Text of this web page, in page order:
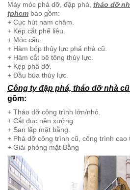
Máy móc phá dỡ, đập phá, tháo dỡ
tphcm bao gồm:
+ Cục hút nam châm.
+ Kép cắt phế liệu.
+ Móc cẩu.
+ Hàm bóp thủy lực phá nhà cũ.
+ Hàm cắt bê tông thủy lực.
+ Kẹp phá dỡ.
+ Đầu búa thủy lực.
Công ty đập phá, tháo dỡ nhà
gồm:
+ Tháo dỡ công trình lớn/nhỏ.
+ Cắt đục nền xưởng.
+ San lấp mặt bằng.
+ Phá dỡ công trình cũ, công trình
+ Giải phóng mặt Bằng